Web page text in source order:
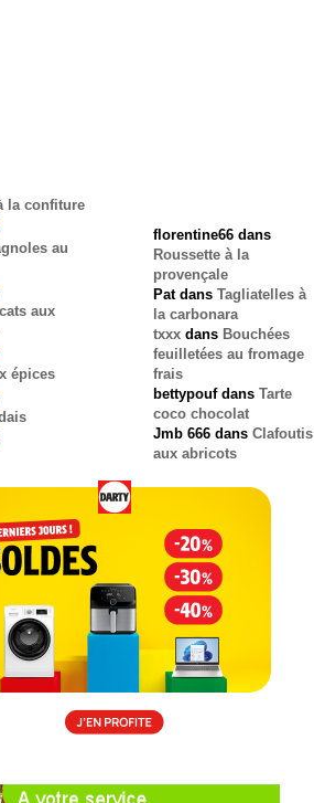
la confiture
au
aux
épices
florentine66 dans
Roussette à la
provençale
Patdans Tagliatelles à
la carbonara
txxx dans Bouchées
feuilletées au fromage
frais
bettypoufdans Tarte
coco chocolat
Jmb 666 dans Clafoutis
aux abricots